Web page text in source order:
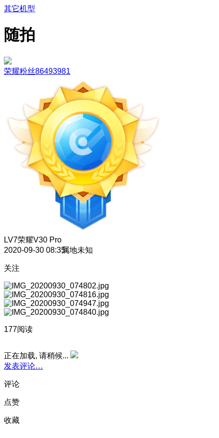
其它机型
随拍
荣耀粉丝86493981
LV7荣耀V30 Pro
2020-09-30 08:35属地未知
关注
177阅读
正在加载, 请稍候...
发表评论…
评论
点赞
收藏